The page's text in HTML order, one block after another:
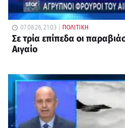
07.08.26, 21:03 ΠΟΛΙΤΙΚΗ
Σε τρία επίπεδα οι
Αιγαίο